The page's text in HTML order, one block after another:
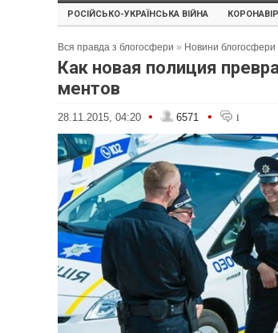
РОСІЙСЬКО-УКРАЇНСЬКА ВІЙНА
Вся правда з блогосфери » Новини блогосфери
Как новая полиция
ментов
28.11.2015, 04:20 • 6571 • 1